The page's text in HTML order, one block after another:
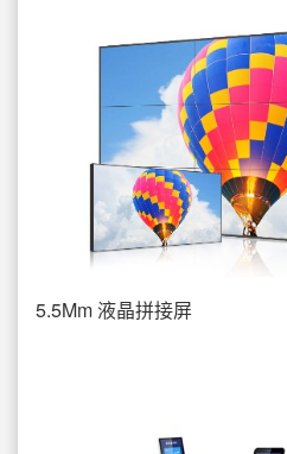
5.5Mm 液晶拼接屏